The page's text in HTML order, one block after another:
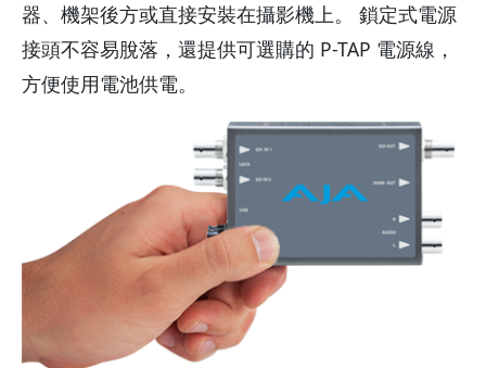
器、機架後方或直接安裝在攝影機上。 鎖定式電源
接頭不容易脫落，還提供可選購的 P-TAP 電源線，
方便使用電池供電。